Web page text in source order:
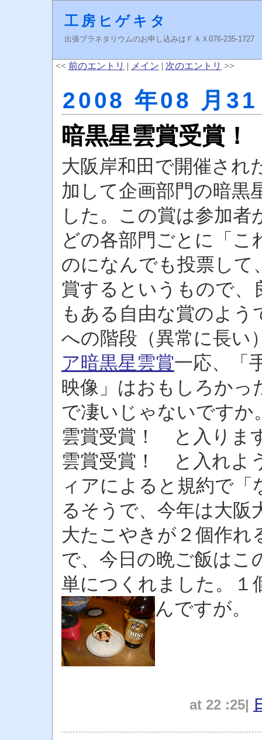
工房ヒゲキタ
出張プラネタリウムのお申し込みはＦＡＸ076-235-
<< 前のエントリ | メイン | 次のエントリ >>
2008 年08 月
暗黒星雲賞受賞！
大阪岸和田で開催され
加して企画部門の暗黒
した。この賞は参加
どの各部門ごとに「
のになんでも投票して
賞するというもので
もある自由な賞のよう
への階段（異常に長い
ア暗黒星雲賞一応、「
映像」はおもしろかっ
で凄いじゃないですか
雲賞受賞！ と入りま
雲賞受賞！ と入れよ
ィアによると規約で
るそうで、今年は大阪
大たこやきが２個作れ
で、今日の晩ご飯はこ
単につくれました。１
んですが。
at 22 :25|